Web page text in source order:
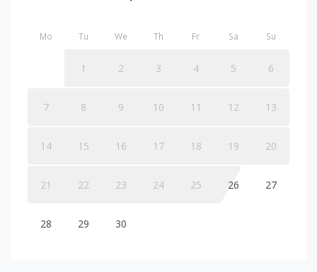
Mo Tu We Th Fr Sa Su
1 2 3 4 5 6
7 8 9 10 11 12 13
14 15 16 17 18 19 20
21 22 23 24 25 26 27
28 29 30